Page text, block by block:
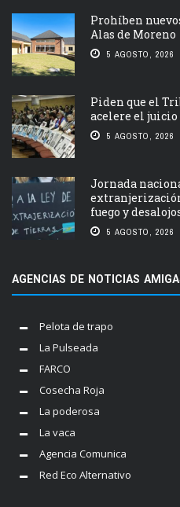
Prohíben
Alas de Moreno
5 AGOSTO, 2026
Piden que el
acelere el
5 AGOSTO, 2026
Jornada
fuego y
5 AGOSTO, 2026
AGENCIAS DE NOTICIAS
Pelota de trapo
La Pulseada
FARCO
Cosecha Roja
La poderosa
La vaca
Agencia Comunica
Red Eco Alternativo